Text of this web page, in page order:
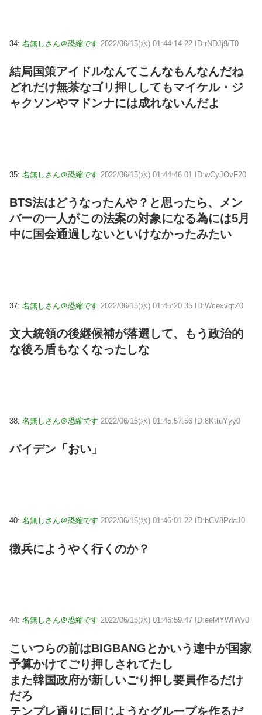
34: 名無しさん＠恐縮です 2022/06/15(水) 01:44:14.22 ID:rNDJj9/T0
結局国策アイドルなんてこんなもんなんだね
どれだけ無茶なゴリ押ししてもマイケル・ジ
ャクソンやマドンナには成れないんだよ
35: 名無しさん＠恐縮です 2022/06/15(水) 01:44:46.01 ID:wCyJOvF20
BTS法はどうなったんや？と思ったら、メン
バーの一人がこの法案の対象になる為には5月
中に国会通過しないといけなかったみたい
37: 名無しさん＠恐縮です 2022/06/15(水) 01:45:20.35 ID:WcexvqtZ0
文大統領の後継候補が落選して、もう政治的
な後ろ盾もなくなったしな
38: 名無しさん＠恐縮です 2022/06/15(水) 01:45:57.56 ID:8KttuYyy0
バイデン「おい」
40: 名無しさん＠恐縮です 2022/06/15(水) 01:46:01.22 ID:bCV8PdaJ0
徴兵にようやく行くのか？
44: 名無しさん＠恐縮です 2022/06/15(水) 01:46:59.47 ID:eeMYWIWv0
こいつらの前はBIGBANGとかいう連中が国家
予算かけてごり押しされてたし
また韓国政府が新しいごり押し要員作るだけ
だろ
テンプレ通りに同じようなグループを作るだ